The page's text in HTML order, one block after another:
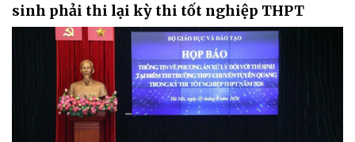
sinh phải thi lại kỳ thi tốt nghiệp THPT